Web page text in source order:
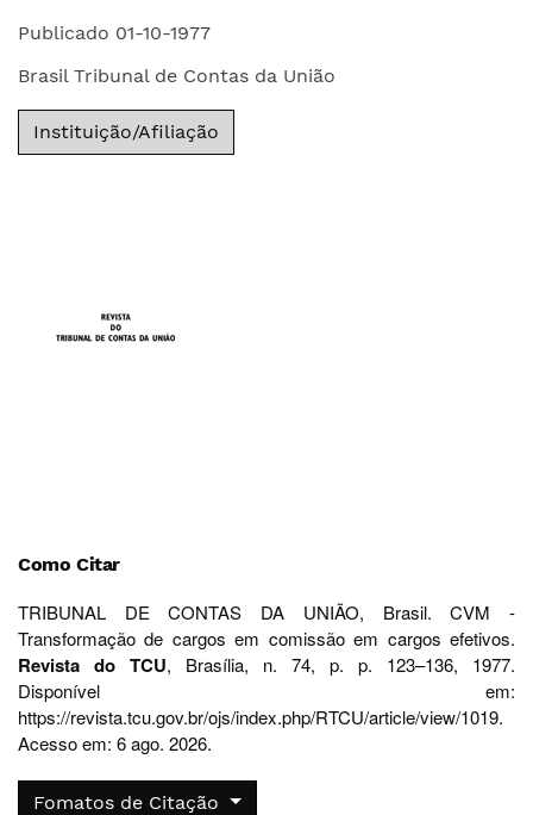
Publicado 01-10-1977
Brasil Tribunal de Contas da União
Instituição/Afiliação
Como Citar
TRIBUNAL DE CONTAS DA UNIÃO, Brasil. CVM -
Transformação de cargos em comissão em cargos efetivos.
Revista do TCU, Brasília, n. 74, p. p. 123–136, 1977.
Disponível em:
https://revista.tcu.gov.br/ojs/index.php/RTCU/article/view/1019.
Acesso em: 6 ago. 2026.
Fomatos de Citação